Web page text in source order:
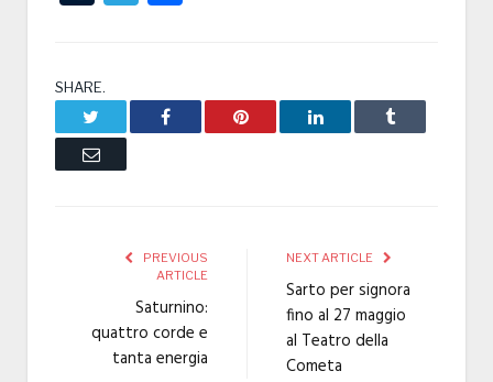
SHARE.
Facebook Pinterest LinkedIn Tumblr
Email
PREVIOUS
ARTICLE
Saturnino:
quattro corde e
tanta energia
NEXT ARTICLE
Sarto per signora
fino al 27 maggio
al Teatro della
Cometa